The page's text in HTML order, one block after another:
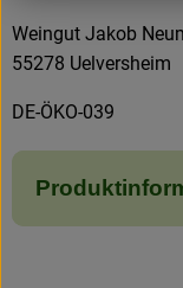
Weingut Jakob
55278 Uelversheim
DE-ÖKO-039